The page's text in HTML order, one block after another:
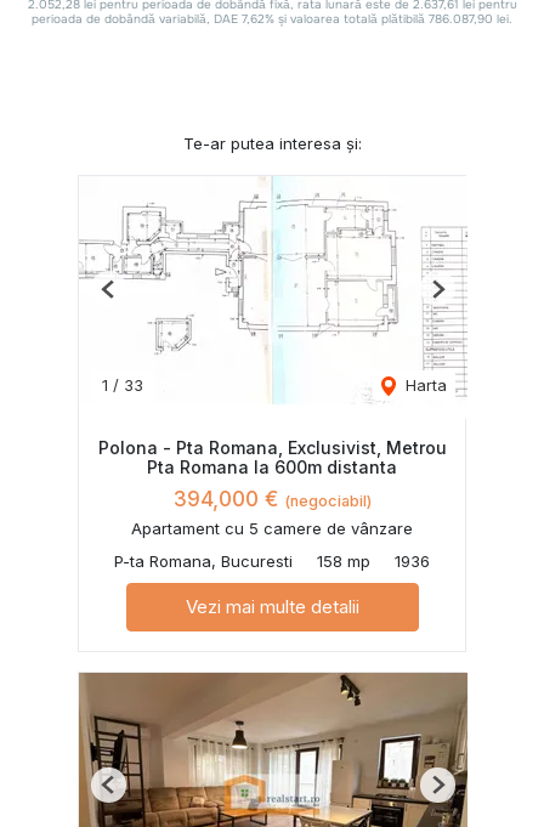
Te-ar putea interesa și:
1 / 33 Harta
Previous Next
Polona - Pta Romana, Exclusivist, Metrou
Pta Romana la 600m distanta
394,000 € (negociabil)
Apartament cu 5 camere de vânzare
P-ta Romana, Bucuresti
158 mp 1936
Vezi mai multe detalii
Previous Next